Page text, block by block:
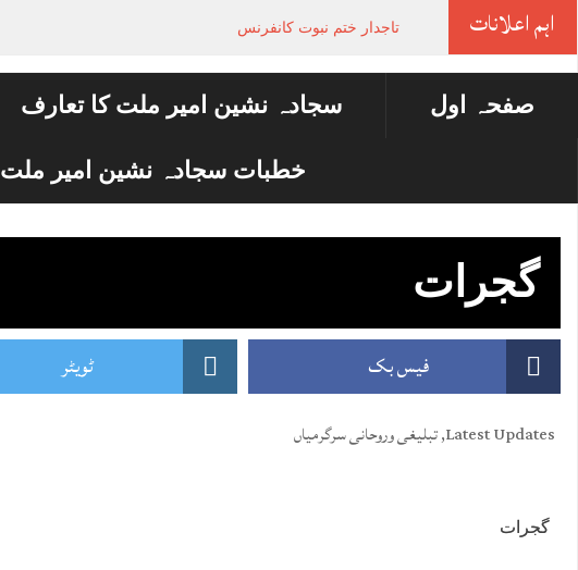
اہم اعلانات تاجدار ختم نبوت کانفرنس
صفحہ اول سجادہ نشین امیر ملت کا تعارف
خطبات سجادہ نشین امیر ملت
گجرات
فیس بک ٹویٹر
Latest Updates
,تبلیغی وروحانی سرگرمیاں
گجرات